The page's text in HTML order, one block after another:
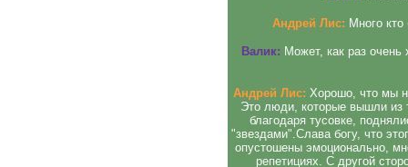
Андрей Лис: Много кто
Валик: Может, как раз
Андрей Лис: Хорошо, что мы
Это люди, которые вышли из
благодаря тусовке,
"звездами".Слава богу, что
опустошены эмоционально,
репетициях. С другой